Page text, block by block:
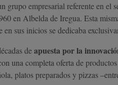
grupo empresarial referente en
en Albelda de Iregua. Esta
en sus inicios se dedicaba
deapuesta por la
una completa oferta de
platos preparados y pizzas